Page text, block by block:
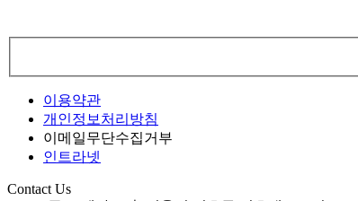
이용약관
개인정보처리방침
이메일무단수집거부
인트라넷
Contact Us